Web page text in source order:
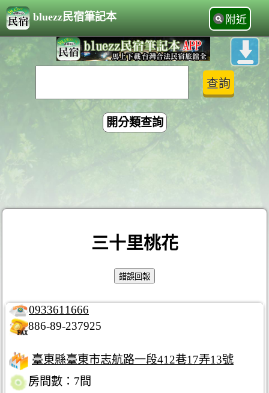
bluezz民宿筆記本 附近
開分類查詢
三十里桃花
0933611666
886-89-237925
臺東縣臺東市志航路一段412巷17弄13號
房間數：7間